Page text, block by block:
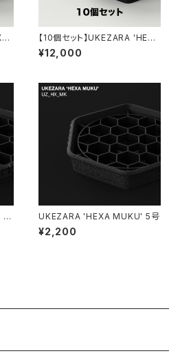
【10個セット】UKEZARA 'HEXA
STUDS' 4号
¥12,000
5
UKEZARA 'HEXA MUKU' 5号
¥2,200